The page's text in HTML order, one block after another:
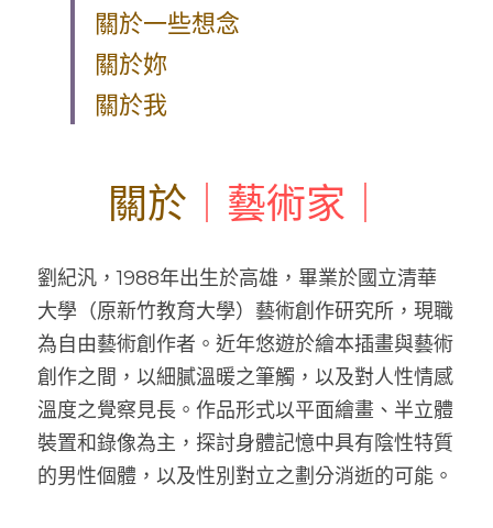
關於一些想念
關於妳
關於我
關於 ｜藝術家｜
劉紀汎，1988年出生於高雄，畢業於國立清華
大學（原新竹教育大學）藝術創作研究所，現職
為自由藝術創作者。近年悠遊於繪本插畫與藝術
創作之間，以細膩溫暖之筆觸，以及對人性情感
溫度之覺察見長。作品形式以平面繪畫、半立體
裝置和錄像為主，探討身體記憶中具有陰性特質
的男性個體，以及性別對立之劃分消逝的可能。